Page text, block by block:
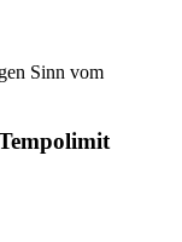
Sinn vom